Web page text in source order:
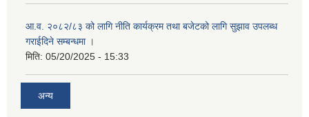
आ.व. २०८२/८३ को लागि नीति कार्यक्रम तथा बजेटको लागि सुझाव उपलब्ध
गराईदिने सम्बन्धमा ।
मिति: 05/20/2025 - 15:33
अन्य